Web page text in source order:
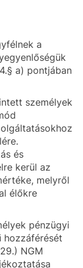
a
a) pontjában
személyek
és
kerül az
melyről
élőkre
pénzügyi
hozzáférését
NGM